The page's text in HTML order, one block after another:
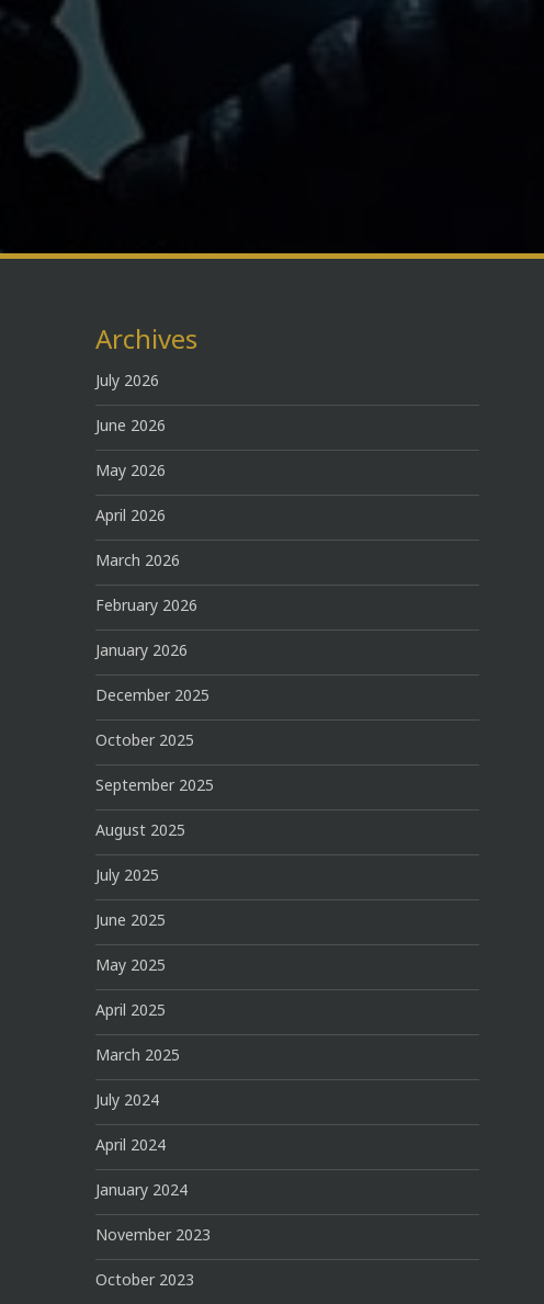
Archives
July 2026
June 2026
May 2026
April 2026
March 2026
February 2026
January 2026
December 2025
October 2025
September 2025
August 2025
July 2025
June 2025
May 2025
April 2025
March 2025
July 2024
April 2024
January 2024
November 2023
October 2023